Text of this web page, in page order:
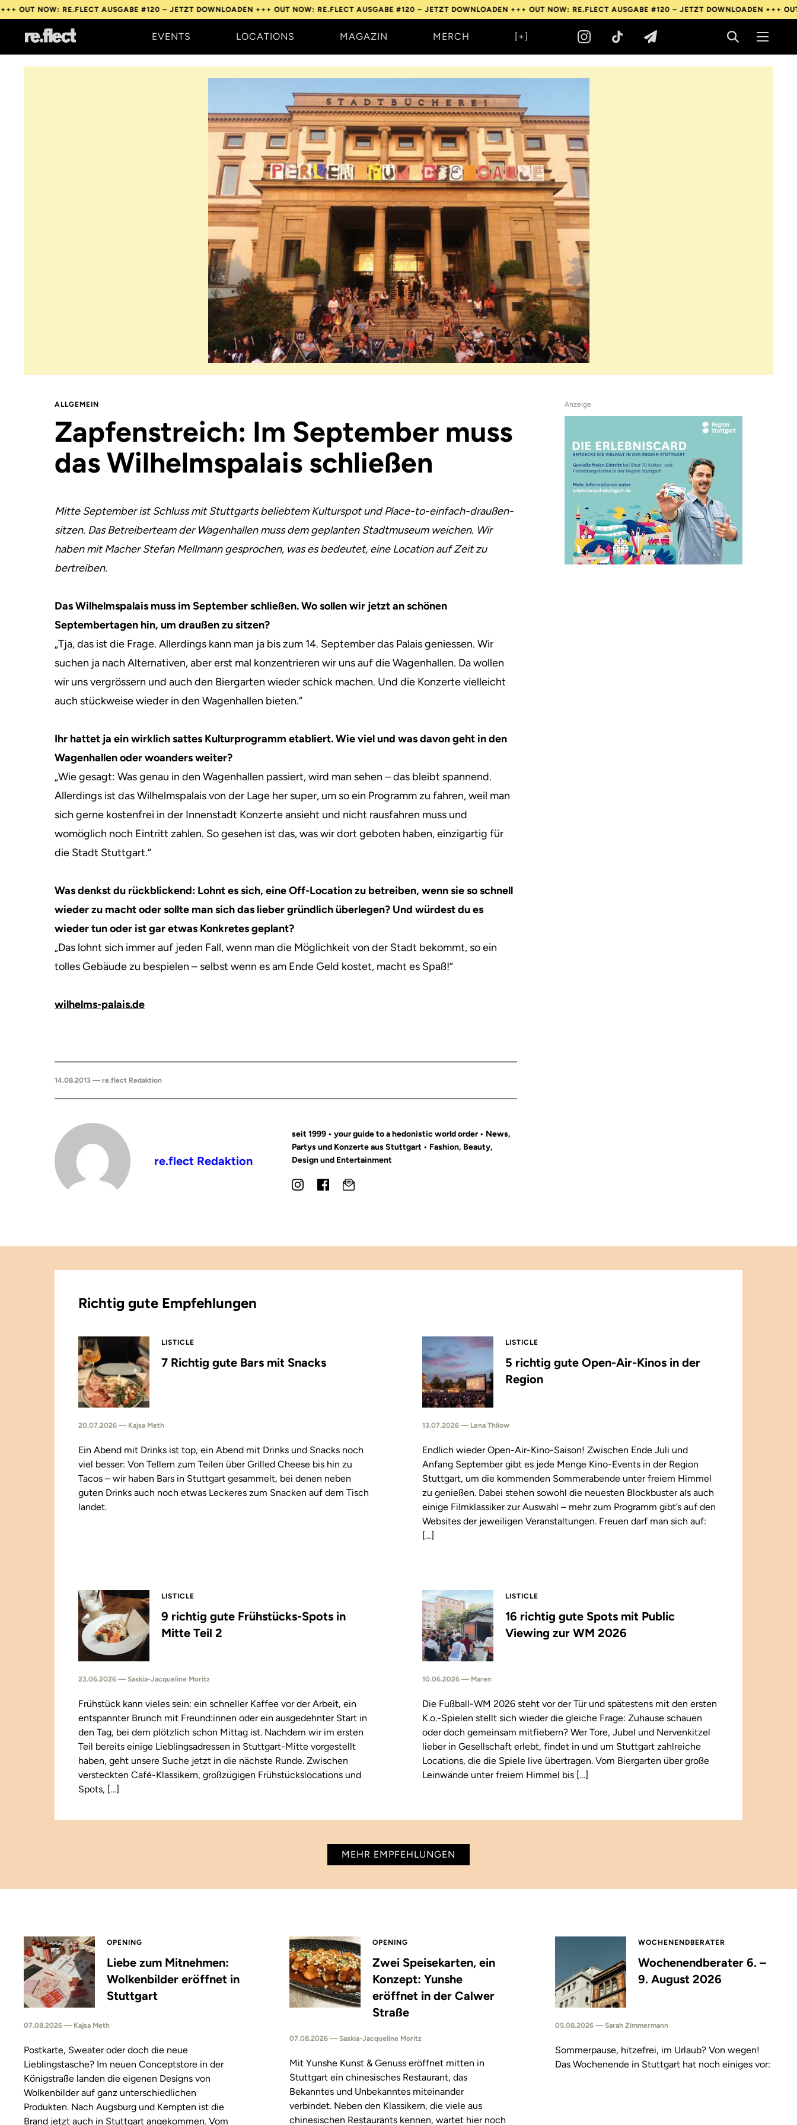
RE.FLECT AUSGABE #120 – JETZT DOWNLOADEN +++OUT NOW: RE.FLECT AUSGABE #120 – JETZT DOWNLOADEN +++OUT NOW: RE.FLECT AUSGABE #120 – JETZT DOWNLOADEN +++OUT NOW:
EVENTS LOCATIONS MAGAZIN MERCH [+]
ALLGEMEIN
Zapfenstreich: Im September muss
das Wilhelmspalais schließen
Mitte September ist Schluss mit Stuttgarts beliebtem Kulturspot und Place-to-einfach-draußen-
sitzen. Das Betreiberteam der Wagenhallen muss dem geplanten Stadtmuseum weichen. Wir
haben mit Macher Stefan Mellmann gesprochen, was es bedeutet, eine Location auf Zeit zu
bertreiben.
Das Wilhelmspalais muss im September schließen. Wo sollen wir jetzt an schönen
Septembertagen hin, um draußen zu sitzen?
„Tja, das ist die Frage. Allerdings kann man ja bis zum 14. September das Palais geniessen. Wir
suchen ja nach Alternativen, aber erst mal konzentrieren wir uns auf die Wagenhallen. Da wollen
wir uns vergrössern und auch den Biergarten wieder schick machen. Und die Konzerte vielleicht
auch stückweise wieder in den Wagenhallen bieten.“
Ihr hattet ja ein wirklich sattes Kulturprogramm etabliert. Wie viel und was davon geht in den
Wagenhallen oder woanders weiter?
„Wie gesagt: Was genau in den Wagenhallen passiert, wird man sehen – das bleibt spannend.
Allerdings ist das Wilhelmspalais von der Lage her super, um so ein Programm zu fahren, weil man
sich gerne kostenfrei in der Innenstadt Konzerte ansieht und nicht rausfahren muss und
womöglich noch Eintritt zahlen. So gesehen ist das, was wir dort geboten haben, einzigartig für
die Stadt Stuttgart.“
Was denkst du rückblickend: Lohnt es sich, eine Off-Location zu betreiben, wenn sie so schnell
wieder zu macht oder sollte man sich das lieber gründlich überlegen? Und würdest du es
wieder tun oder ist gar etwas Konkretes geplant?
„Das lohnt sich immer auf jeden Fall, wenn man die Möglichkeit von der Stadt bekommt, so ein
tolles Gebäude zu bespielen – selbst wenn es am Ende Geld kostet, macht es Spaß!“
wilhelms-palais.de
14.08.2013 — re.flect Redaktion
re.flect Redaktion
seit 1999 • your guide to a hedonistic world order • News,
Partys und Konzerte aus Stuttgart • Fashion, Beauty,
Design und Entertainment
Anzeige
Richtig gute Empfehlungen
LISTICLE
7 Richtig gute Bars mit Snacks
20.07.2026 — Kajsa Meth
Ein Abend mit Drinks ist top, ein Abend mit Drinks und Snacks noch
viel besser: Von Tellern zum Teilen über Grilled Cheese bis hin zu
Tacos – wir haben Bars in Stuttgart gesammelt, bei denen neben
guten Drinks auch noch etwas Leckeres zum Snacken auf dem Tisch
landet.
LISTICLE
5 richtig gute Open-Air-Kinos in der
Region
13.07.2026 — Lena Thilow
Endlich wieder Open-Air-Kino-Saison! Zwischen Ende Juli und
Anfang September gibt es jede Menge Kino-Events in der Region
Stuttgart, um die kommenden Sommerabende unter freiem Himmel
zu genießen. Dabei stehen sowohl die neuesten Blockbuster als auch
einige Filmklassiker zur Auswahl – mehr zum Programm gibt’s auf den
Websites der jeweiligen Veranstaltungen. Freuen darf man sich auf:
[…]
LISTICLE
9 richtig gute Frühstücks-Spots in
Mitte Teil 2
23.06.2026 — Saskia-Jacqueline Moritz
Frühstück kann vieles sein: ein schneller Kaffee vor der Arbeit, ein
entspannter Brunch mit Freund:innen oder ein ausgedehnter Start in
den Tag, bei dem plötzlich schon Mittag ist. Nachdem wir im ersten
Teil bereits einige Lieblingsadressen in Stuttgart-Mitte vorgestellt
haben, geht unsere Suche jetzt in die nächste Runde. Zwischen
versteckten Café-Klassikern, großzügigen Frühstückslocations und
Spots, […]
LISTICLE
16 richtig gute Spots mit Public
Viewing zur WM 2026
10.06.2026 — Maren
Die Fußball-WM 2026 steht vor der Tür und spätestens mit den ersten
K.o.-Spielen stellt sich wieder die gleiche Frage: Zuhause schauen
oder doch gemeinsam mitfiebern? Wer Tore, Jubel und Nervenkitzel
lieber in Gesellschaft erlebt, findet in und um Stuttgart zahlreiche
Locations, die die Spiele live übertragen. Vom Biergarten über große
Leinwände unter freiem Himmel bis […]
MEHR EMPFEHLUNGEN
OPENING
Liebe zum Mitnehmen:
Wolkenbilder eröffnet in
Stuttgart
07.08.2026 — Kajsa Meth
Postkarte, Sweater oder doch die neue
Lieblingstasche? Im neuen Conceptstore in der
Königstraße landen die eigenen Designs von
Wolkenbilder auf ganz unterschiedlichen
Produkten. Nach Augsburg und Kempten ist die
Brand jetzt auch in Stuttgart angekommen. Vom
OPENING
Zwei Speisekarten, ein
Konzept: Yunshe
eröffnet in der Calwer
Straße
07.08.2026 — Saskia-Jacqueline Moritz
Mit Yunshe Kunst & Genuss eröffnet mitten in
Stuttgart ein chinesisches Restaurant, das
Bekanntes und Unbekanntes miteinander
verbindet. Neben den Klassikern, die viele aus
chinesischen Restaurants kennen, wartet hier noch
WOCHENENDBERATER
Wochenendberater 6. –
9. August 2026
05.08.2026 — Sarah Zimmermann
Sommerpause, hitzefrei, im Urlaub? Von wegen!
Das Wochenende in Stuttgart hat noch einiges vor: